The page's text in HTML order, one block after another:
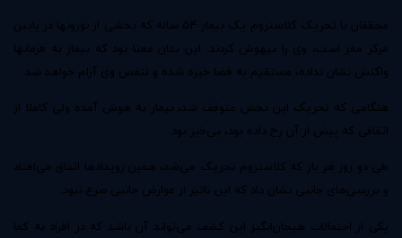
محققان با تحریک کلاستروم یک بیمار 54 ساله که بخشی از نورونها در پایین
مرکز مغز است، وی را بیهوش کردند. این بدان معنا بود که بیمار به فرمانها
واکنش نشان نداده، مستقیم به فضا خیره شده و تنفس وی آرام خواهد شد.
هنگامی که تحریک این بخش متوقف شد، بیمار به هوش آمده ولی کاملا از
اتفاقی که پیش از آن رخ داده بود، بی‌خبر بود.
طی دو روز هر بار که کلاستروم تحریک می‌شد، همین رویدادها اتفاق می‌افتاد
و بررسی‌های جانبی نشان داد که این تاثیر از عوارض جانبی صرع نبود.
یکی از احتمالات هیجان‌انگیز این کشف می‌تواند آن باشد که در افراد به کما